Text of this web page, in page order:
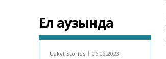
Ел аузында
Uakyt Stories 06.09.2023